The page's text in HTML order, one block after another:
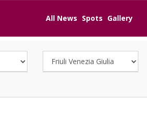
All News Spots Gallery